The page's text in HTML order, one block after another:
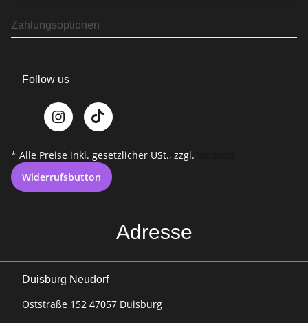
Zahlungsoptionen
Follow us
* Alle Preise inkl. gesetzlicher USt., zzgl.
Widerrufsbutton
Adresse
Duisburg Neudorf
Oststraße 152 47057 Duisburg